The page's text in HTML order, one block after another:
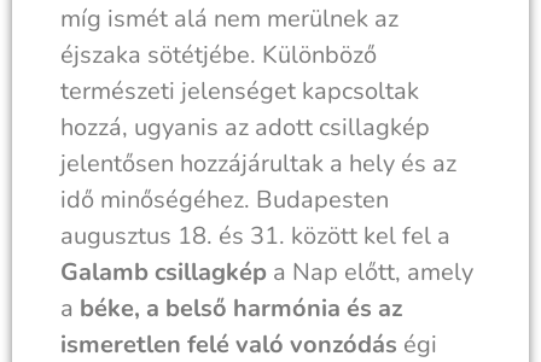
míg ismét alá nem merülnek az
éjszaka sötétjébe. Különböző
természeti jelenséget kapcsoltak
hozzá, ugyanis az adott csillagkép
jelentősen hozzájárultak a hely és az
idő minőségéhez. Budapesten
augusztus 18. és 31. között kel fel a
Galamb csillagkép a Nap előtt, amely
a béke, a belső harmónia és az
ismeretlen felé való vonzódás égi